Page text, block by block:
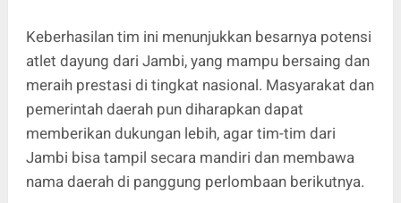
Keberhasilan tim ini menunjukkan besarnya potensi
atlet dayung dari Jambi, yang mampu bersaing dan
meraih prestasi di tingkat nasional. Masyarakat dan
pemerintah daerah pun diharapkan dapat
memberikan dukungan lebih, agar tim-tim dari
Jambi bisa tampil secara mandiri dan membawa
nama daerah di panggung perlombaan berikutnya.